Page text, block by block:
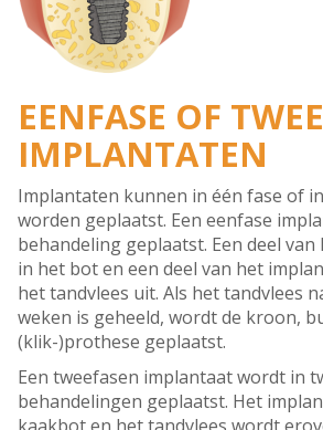
EENFASE OF
IMPLANTATEN
Implantaten kunnen in één fase of
worden geplaatst. Een eenfase
behandeling geplaatst. Een deel
in het bot en een deel van het
het tandvlees uit. Als het tandvlees
weken is geheeld, wordt de kroon,
(klik-)prothese geplaatst.
Een tweefasen implantaat wordt in
behandelingen geplaatst. Het